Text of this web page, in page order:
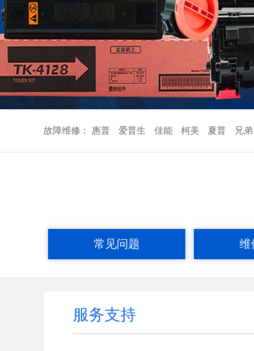
故障维修： 惠普 爱普生 佳能 柯美 夏普 兄弟
常见问题 维
服务支持